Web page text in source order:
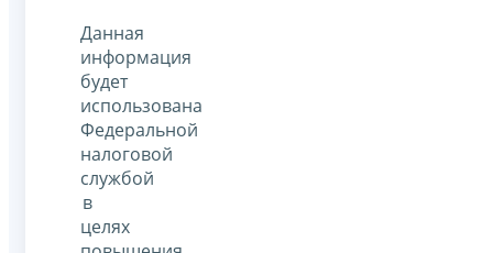
Данная
информация
будет
использована
Федеральной
налоговой
службой
в
целях